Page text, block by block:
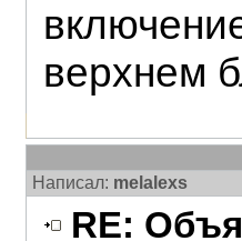
верхнем
Написал: melalexs
RE: